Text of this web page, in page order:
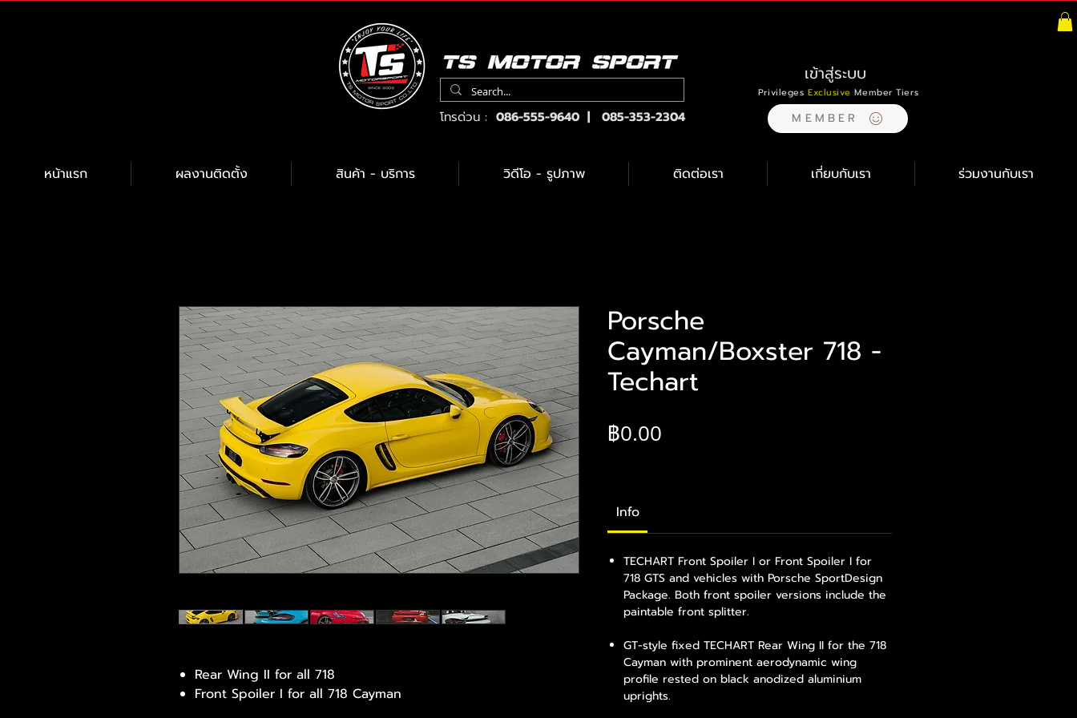
เข้าสู่ระบบ
Privileges Exclusive Member Tiers
โทรด่วน : 086-555-9640 | 085-353-2304 MEMBER
หน้าแรก ผลงานติดตั้ง สินค้า - บริการ วิดีโอ - รูปภาพ ติดต่อเรา เกี่ยบกับเรา ร่วมงานกับเรา
Rear Wing II for all 718
Front Spoiler I for all 718 Cayman
Porsche
Cayman/Boxster 718 -
Techart
฿0.00
Info
TECHART Front Spoiler I or Front Spoiler I for
718 GTS and vehicles with Porsche SportDesign
Package. Both front spoiler versions include the
paintable front splitter.
GT-style fixed TECHART Rear Wing II for the 718
Cayman with prominent aerodynamic wing
profile rested on black anodized aluminium
uprights.